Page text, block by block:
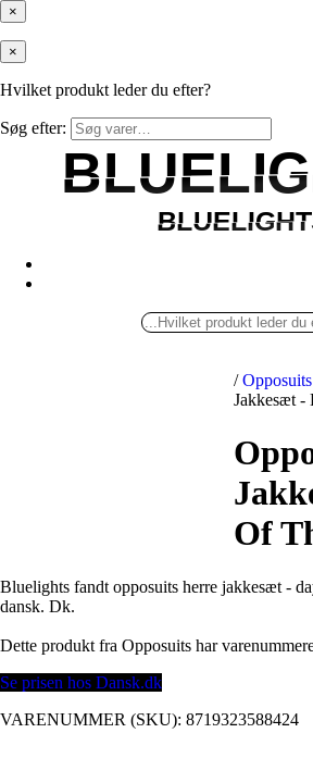
×
×
Hvilket produkt leder du efter?
Søg efter:
/ Opposuits
Jakkesæt -
Of
Bluelights fandt opposuits herre jakkesæt -
dansk. Dk.
Dette produkt fra Opposuits har
Se prisen hos Dansk.dk
VARENUMMER (SKU): 8719323588424